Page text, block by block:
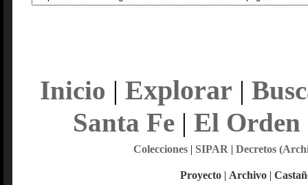
Inicio | Explorar |
Santa Fe| El Orden
Colecciones| SIPAR | Decretos
Proyecto | Archivo |